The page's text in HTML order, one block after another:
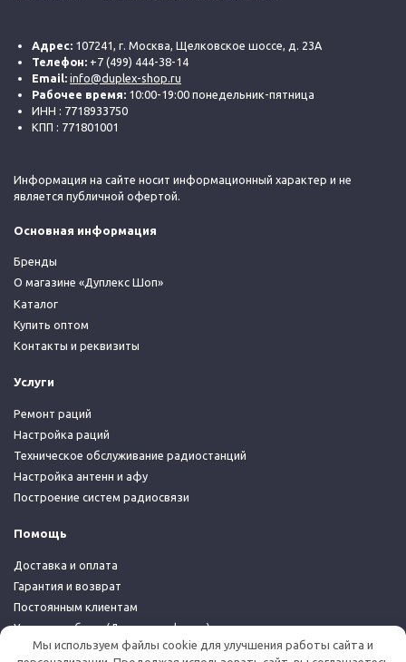
Адрес: 107241, г. Москва, Щелковское шоссе, д. 23А
Телефон: +7 (499) 444-38-14
Email: info@duplex-shop.ru
Рабочее время: 10:00-19:00 понедельник-пятница
ИНН : 7718933750
КПП : 771801001
Информация на сайте носит информационный характер и не
является публичной офертой.
Основная информация
Бренды
О магазине «Дуплекс Шоп»
Каталог
Купить оптом
Контакты и реквизиты
Услуги
Ремонт раций
Настройка раций
Техническое обслуживание радиостанций
Настройка антенн и афу
Построение систем радиосвязи
Помощь
Доставка и оплата
Гарантия и возврат
Постоянным клиентам
Условия работы (Договор-оферта)
Политика конфиденциальности
Мы используем файлы cookie для улучшения работы сайта и